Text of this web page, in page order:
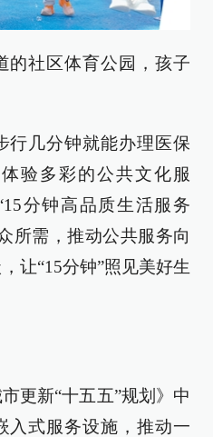
的社区体育公园，孩子
行几分钟就能办理医保
验多彩的公共文化服
分钟高品质生活服务
所需，推动公共服务向
让“15分钟”照见美好生
更新“十五五”规划》中
入式服务设施，推动一